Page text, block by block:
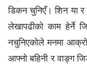
डिकन चुनिएँ। शिन या र
लेखापढीको काम हेर्ने
नचुनिएकोले मनमा
आफ्नो बहिनी र वाङ्ग